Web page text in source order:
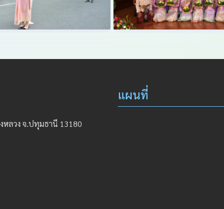
ลวง จ.ปทุมธานี 13180
แผนที่